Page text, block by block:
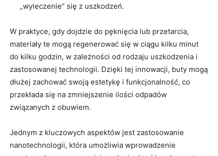
„wyleczenie” się z uszkodzeń.
W praktyce, gdy dojdzie do pęknięcia lub przetarcia,
materiały te mogą regenerować się w ciągu kilku minut
do kilku godzin, w zależności od rodzaju uszkodzenia i
zastosowanej technologii. Dzięki tej innowacji, buty mogą
dłużej zachować swoją estetykę i funkcjonalność, co
przekłada się na zmniejszenie ilości odpadów
związanych z obuwiem.
Jednym z kluczowych aspektów jest zastosowanie
nanotechnologii, która umożliwia wprowadzenie